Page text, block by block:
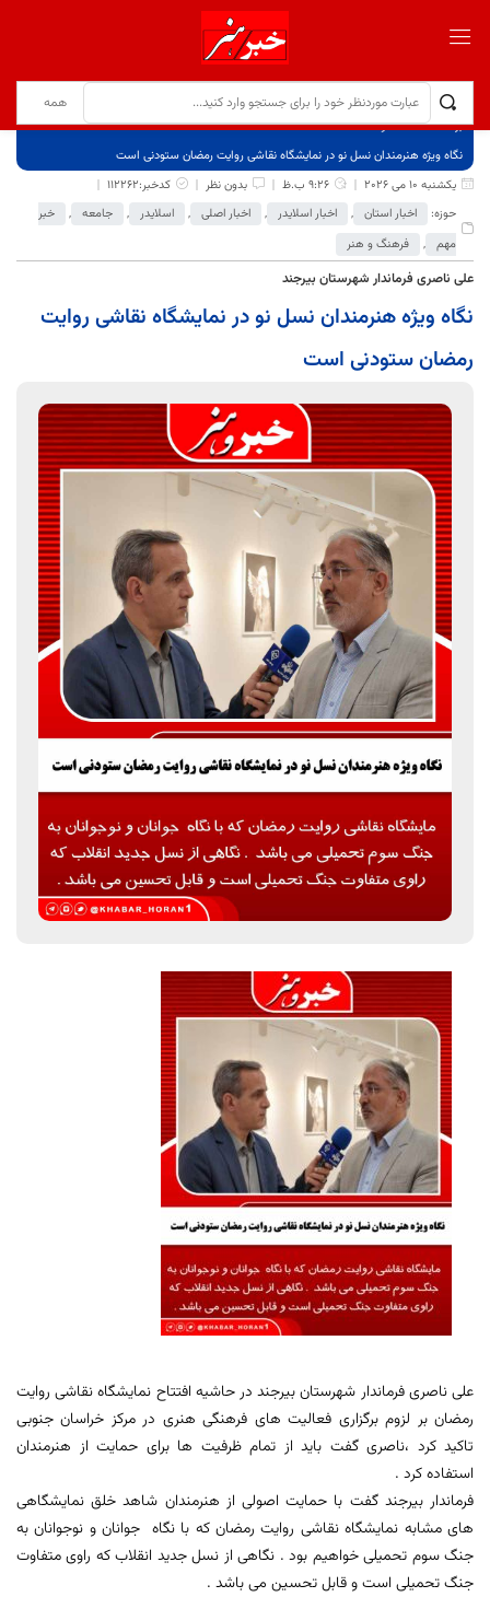
برگ نخست
نوشته‌ها
نگاه ویژه هنرمندان نسل نو در نمایشگاه نقاشی روایت رمضان ستودنی است
یکشنبه 10 می 2026
9:26 ب.ظ بدون نظر
کدخبر:112262
حوزه:
اخبار استان , اخبار اسلایدر , اخبار اصلی , اسلایدر , جامعه ,
خبر
مهم , فرهنگ و هنر
علی ناصری فرماندار شهرستان بیرجند
نگاه ویژه هنرمندان نسل نو در نمایشگاه نقاشی روایت
رمضان ستودنی است
علی ناصری فرماندار شهرستان بیرجند در حاشیه افتتاح نمایشگاه نقاشی روایت
رمضان بر لزوم برگزاری فعالیت های فرهنگی هنری در مرکز خراسان جنوبی
تاکید کرد ،ناصری گفت باید از تمام ظرفیت ها برای حمایت از هنرمندان
استفاده کرد .
فرماندار بیرجند گفت با حمایت اصولی از هنرمندان شاهد خلق نمایشگاهی
های مشابه نمایشگاه نقاشی روایت رمضان که با نگاه جوانان و نوجوانان به
جنگ سوم تحمیلی خواهیم بود . نگاهی از نسل جدید انقلاب که راوی متفاوت
جنگ تحمیلی است و قابل تحسین می باشد .